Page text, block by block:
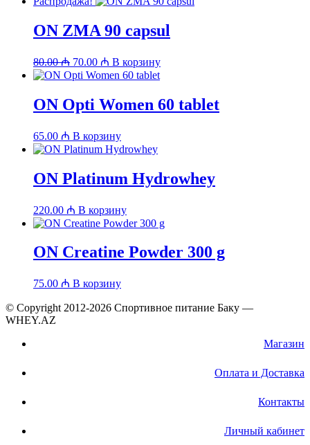
ON ZMA 90 capsul
80.00₼ Первоначальная
цена
составляла
80.00 ₼.
70.00 ₼ Текущая
цена:
В корзину
ON Opti Women 60 tablet
65.00 ₼ В корзину
ON Platinum Hydrowhey
220.00 ₼ В корзину
ON Creatine Powder 300 g
75.00 ₼ В корзину
© Copyright 2012-2026 Спортивное питание Баку —
WHEY.AZ
Магазин
Оплата и Доставка
Контакты
Личный кабинет